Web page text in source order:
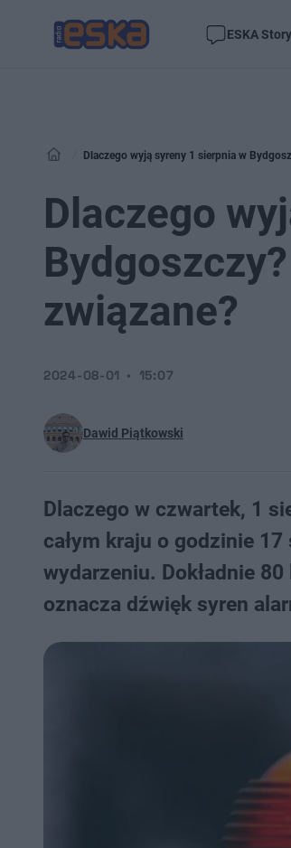
ESKA Story
Dlaczego wyją syreny 1 sierpnia w
Dlaczego
związane?
Dawid Piątkowski
2024-08-01 15:07
Dlaczego w czwartek, 1
całym kraju o godzinie
wydarzeniu. Dokładnie
oznacza dźwięk syren